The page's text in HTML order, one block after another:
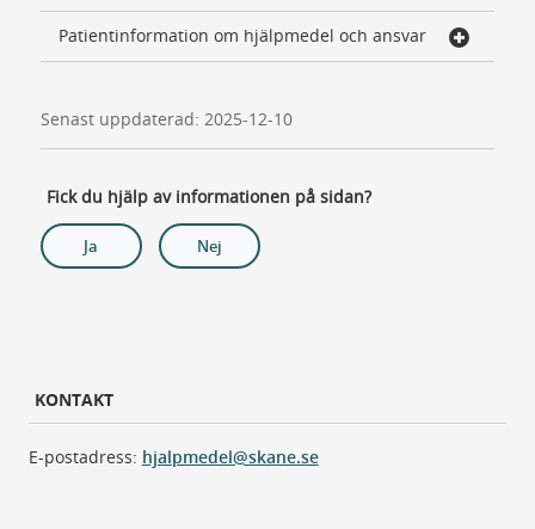
Patientinformation om hjälpmedel och ansvar
Senast uppdaterad: 2025-12-10
Fick du hjälp av informationen på sidan?
Ja Nej
KONTAKT
E-postadress: hjalpmedel@skane.se